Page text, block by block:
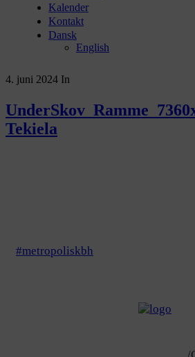
Kalender
Kontakt
Dansk
English
4. juni 2024 In
Tekiela
#metropoliskbh